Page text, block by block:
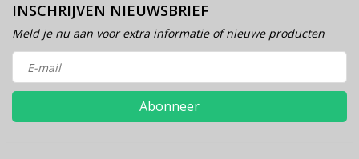
INSCHRIJVEN NIEUWSBRIEF
Meld je nu aan voor extra informatie of nieuwe producten
Abonneer